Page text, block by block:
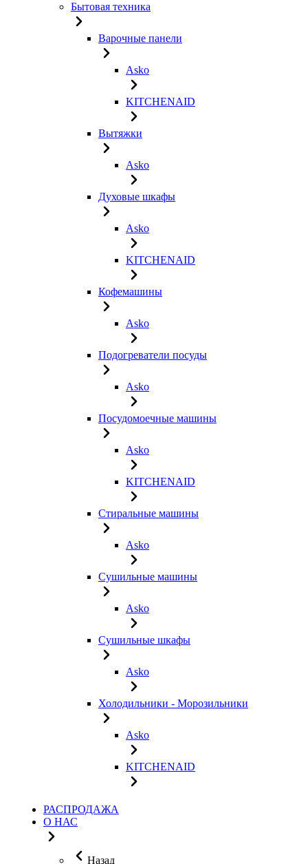
Бытовая техника
Варочные панели
Asko
KITCHENAID
Вытяжки
Asko
Духовые шкафы
Asko
KITCHENAID
Кофемашины
Asko
Подогреватели посуды
Asko
Посудомоечные машины
Asko
KITCHENAID
Стиральные машины
Asko
Сушильные машины
Asko
Сушильные шкафы
Asko
Холодильники - Морозильники
Asko
KITCHENAID
РАСПРОДАЖА
О НАС
Назад